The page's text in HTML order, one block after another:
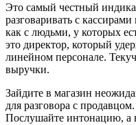
Это самый честный
разговаривать с
как с людьми, у которых
это директор, который
линейном персонале.
выручки.
Зайдите в магазин
для разговора с
Послушайте интонацию, а